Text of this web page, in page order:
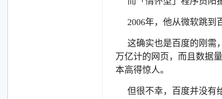
2006年，他从微软跳到
这确实也是百度的刚需
万亿计的网页，而且数据
本高得惊人。
但很不幸，百度并没有